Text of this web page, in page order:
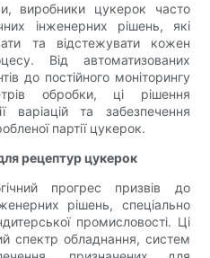
виробники цукерок часто
інженерних рішень, які
та відстежувати кожен
Від автоматизованих
до постійного моніторингу
обробки, ці рішення
варіацій та забезпечення
партії цукерок.
рецептур цукерок
прогрес призвів до
рішень, спеціально
промисловості. Ці
спектр обладнання, систем